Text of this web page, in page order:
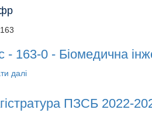
163
- 163-0 - Біомедична
далі
ПЗСБ 2022-